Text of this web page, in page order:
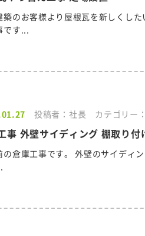
築のお客様より屋根瓦を新しくし
す...
投稿者：社長 カテゴリー
事 外壁サイディング 棚取り付
の倉庫工事です。 外壁のサイディ